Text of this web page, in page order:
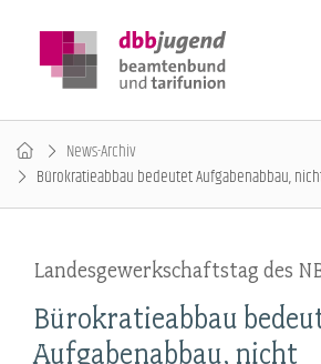
News-Archiv
Bürokratieabbau bedeutet Aufgabenabbau,
Landesgewerkschaftstag des
Bürokratieabbau
Aufgabenabbau, nicht